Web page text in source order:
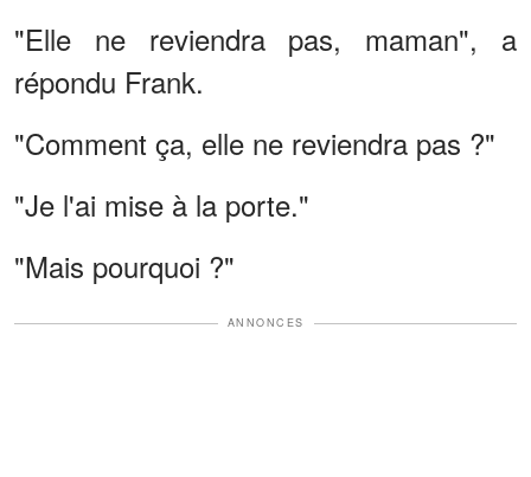
"Elle ne reviendra pas, maman", a
répondu Frank.
"Comment ça, elle ne reviendra pas ?"
"Je l'ai mise à la porte."
"Mais pourquoi ?"
ANNONCES